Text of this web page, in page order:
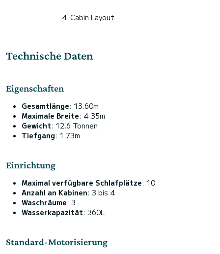
4-Cabin Layout
Technische Daten
Eigenschaften
Gesamtlänge: 13.60m
Maximale Breite: 4.35m
Gewicht: 12.6 Tonnen
Tiefgang: 1.73m
Einrichtung
Maximal verfügbare Schlafplätze: 10
Anzahl an Kabinen: 3 bis 4
Waschräume: 3
Wasserkapazität: 360L
Standard-Motorisierung